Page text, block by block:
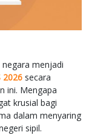
menjadi
2026 secara
ini. Mengapa
krusial bagi
dalam menyaring
sipil.